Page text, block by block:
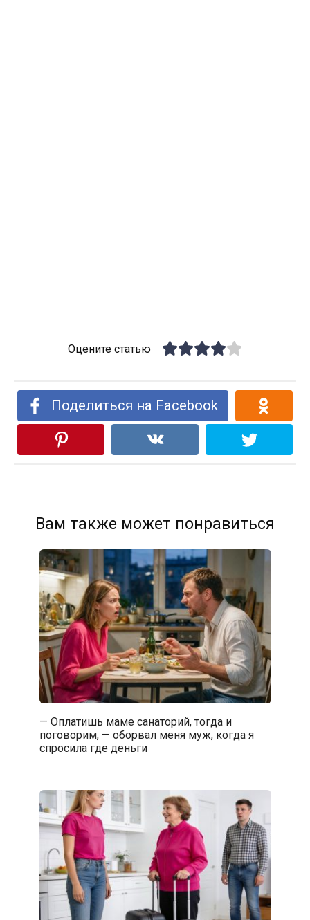
Оцените статью
Поделиться на Facebook
Вам также может понравиться
— Оплатишь маме санаторий, тогда и
поговорим, — оборвал меня муж, когда я
спросила где деньги